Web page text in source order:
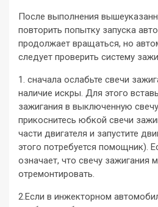
После выполнения
повторить попытку запуска
продолжает вращаться, но
следует проверить систему
1. сначала ослабьте свечи
наличие искры. Для этого
зажигания в выключенную
прикоснитесь юбкой свечи
части двигателя и запустите
этого потребуется помощник).
означает, что свечу зажигания
отремонтировать.
2.Если в инжекторном